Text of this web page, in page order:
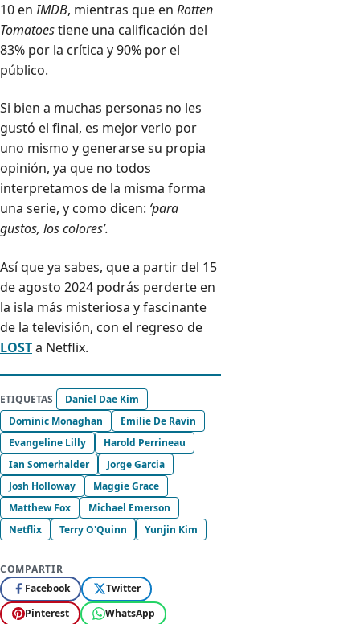
10 enIMDB, mientras que en Rotten
Tomatoestiene una calificación del
83% por la crítica y 90% por el
público.
Si bien a muchas personas no les
gustó el final, es mejor verlo por
uno mismo y generarse su propia
opinión, ya que no todos
interpretamos de la misma forma
una serie, y como dicen: ‘para
gustos, los colores’.
Así que ya sabes, que a partir del 15
de agosto 2024 podrás perderte en
la isla más misteriosa y fascinante
de la televisión, con el regreso de
LOSTa Netflix.
ETIQUETAS
Daniel Dae Kim
Dominic Monaghan
Emilie De Ravin
Evangeline Lilly
Harold Perrineau
Ian Somerhalder
Jorge Garcia
Josh Holloway
Maggie Grace
Matthew Fox
Michael Emerson
Netflix
Terry O'Quinn Yunjin Kim
COMPARTIR
Facebook
Twitter
Pinterest
WhatsApp